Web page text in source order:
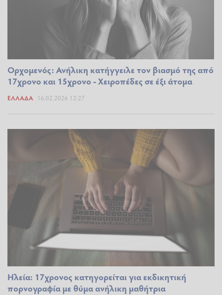
Ορχομενός: Ανήλικη κατήγγειλε τον βιασμό της από
17χρονο και 15χρονο - Χειροπέδες σε έξι άτομα
ΕΛΛΆΔΑ 16.02.2026 12:27
Ηλεία: 17χρονος κατηγορείται για εκδικητική
πορνογραφία με θύμα ανήλικη μαθήτρια